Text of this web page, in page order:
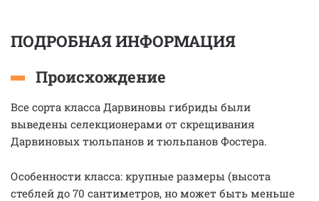
ПОДРОБНАЯ ИНФОРМАЦИЯ
Происхождение
Все сорта класса Дарвиновы гибриды были
выведены селекционерами от скрещивания
Дарвиновых тюльпанов и тюльпанов Фостера.
Особенности класса: крупные размеры (высота
стеблей до 70 сантиметров, но может быть меньше